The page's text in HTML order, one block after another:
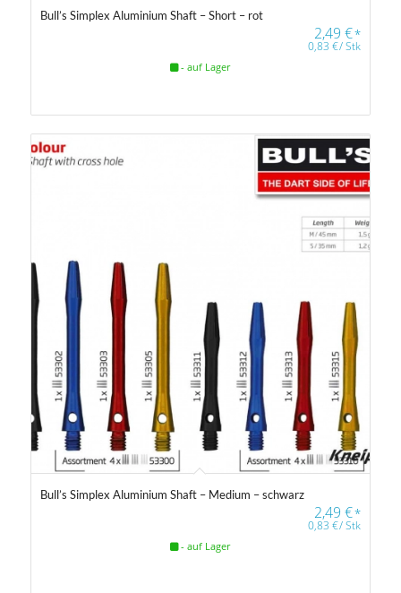
Bull’s Simplex Aluminium Shaft – Short – rot
2,49€*
0,83€/Stk
- auf Lager
Bull’s Simplex Aluminium Shaft – Medium – schwarz
2,49€*
0,83€/Stk
- auf Lager